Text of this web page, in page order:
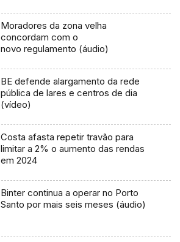
Moradores da zona velha
concordam com o
novo regulamento (áudio)
BE defende alargamento da rede
pública de lares e centros de dia
(vídeo)
Costa afasta repetir travão para
limitar a 2% o aumento das rendas
em 2024
Binter continua a operar no Porto
Santo por mais seis meses (áudio)